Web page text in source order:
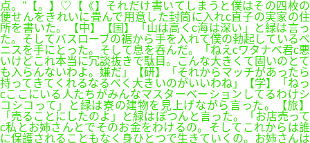
点。”【。】♡【《】それだけ書いてしまうと僕はその四枚の
便せんをきれいに畳んで用意した封筒に入れc直子の実家の住
所を書いた。【中】【国】「山は高くc海は深い」と緑は言っ
た。そしてバスローブの裾から手を入れて僕の勃起しているペ
ニスを手にとった。そして息を呑んだ。「ねえcワタナベ君c悪
いけどこれ本当に冗談抜きで駄目。こんな大きくて固いのとて
も入らんないわよ。嫌だ」【研】「それからマッチがあったら
持ってきてくれるなるべく大きいのがいいわね」【学】「ねっ
cここにいる人たちがみんなマスターベーションしてるわけシ
コシコって」と緑は寮の建物を見上げながら言った。【旅】
「売ることにしたのよ」と緑はぽつんと言った。「お店売って
c私とお姉さんとでそのお金をわけるの。そしてこれからは誰
に保護されることもなく身ひとつで生きていくの。お姉さんは